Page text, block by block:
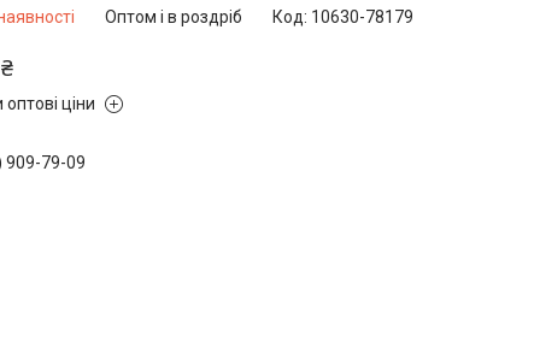
Оптом і в роздріб Код: 10630-78179
ціни
909-79-09